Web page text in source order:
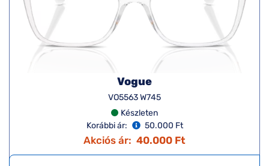
Vogue
VO5563 W745
Készleten
Korábbi ár:
50.000 Ft
Akciós ár: 40.000 Ft